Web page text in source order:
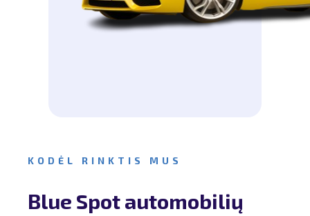
KODĖL RINKTIS MUS
Blue Spot automobilių